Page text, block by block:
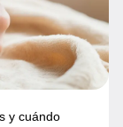
y cuándo